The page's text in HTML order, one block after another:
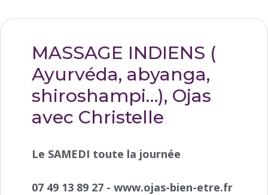
MASSAGE INDIENS (
Ayurvéda, abyanga,
shiroshampi…), Ojas
avec Christelle
Le SAMEDI toute la journée
07 49 13 89 27 - www.ojas-bien-etre.fr